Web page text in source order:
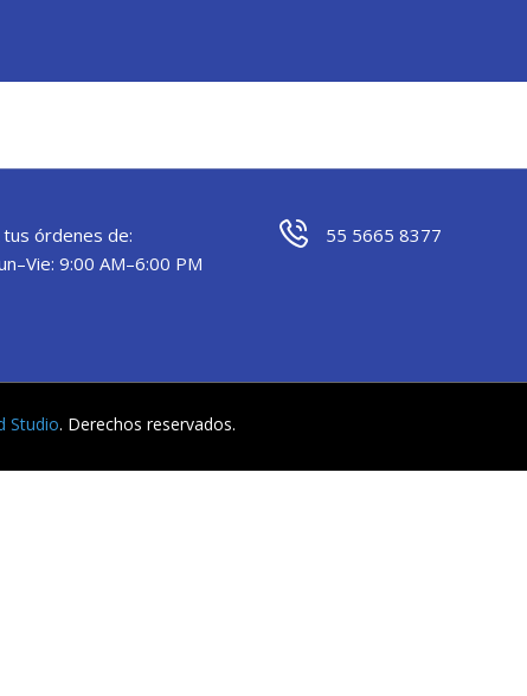
tus órdenes de:
9:00 AM–6:00 PM
55 5665 8377
Studio. Derechos reservados.